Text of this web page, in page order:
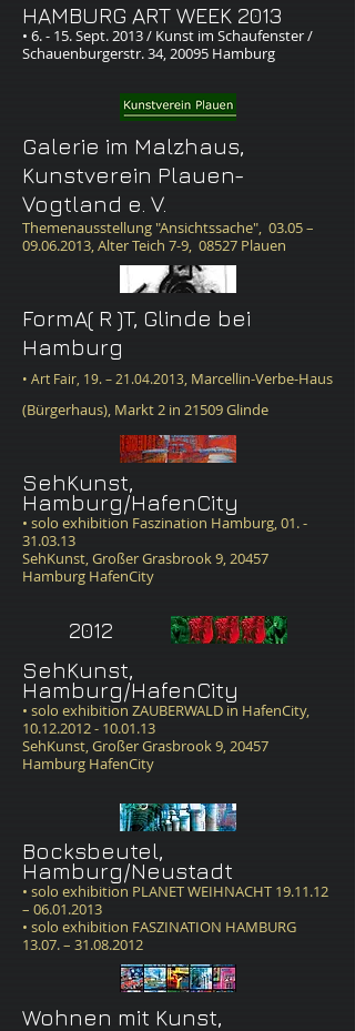
HAMBURG ART WEEK 2013
• 6. - 15. Sept. 2013 / Kunst im Schaufenster /
Schauenburgerstr. 34, 20095 Hamburg
Galerie im Malzhaus,
Kunstverein Plauen-
Vogtland e. V.
Themenausstellung "Ansichtssache", 03.05 –
09.06.2013, Alter Teich 7-9, 08527 Plauen
FormA( R )T, Glinde​ bei
Hamburg
• Art Fair, 19. – 21.04.2013, Marcellin-Verbe-Haus
(Bürgerhaus), Markt 2 in 21509 Glinde
SehKunst,
Hamburg/HafenCity
​• solo exhibition Faszination Hamburg, 01. -
31.03.13
SehKunst, Großer Grasbrook 9, 20457
Hamburg HafenCity
2012
SehKunst,
Hamburg/HafenCity
​• solo exhibition ZAUBERWALD in HafenCity,
10.12.2012 - 10.01.13
SehKunst, Großer Grasbrook 9, 20457
Hamburg HafenCity
Bocksbeutel,
Hamburg/Neustadt
• solo exhibition PLANET WEIHNACHT 19.11.12
– 06.01.2013
• solo exhibition FASZINATION HAMBURG
13.07. – 31.08.2012
Wohnen mit Kunst,